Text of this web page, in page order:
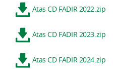
Atas CD FADIR 2022.zip
Atas CD FADIR 2023.zip
Atas CD FADIR 2024.zip